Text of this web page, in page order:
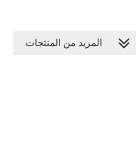
المزيد من المنتجات